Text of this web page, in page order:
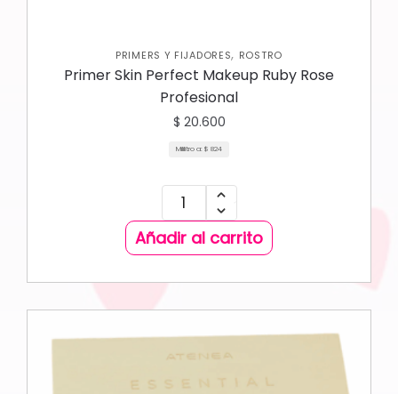
PRIMERS Y FIJADORES, ROSTRO
Primer Skin Perfect Makeup Ruby Rose
Profesional
$ 20.600
Mililitro a: $ 824
Añadir al carrito